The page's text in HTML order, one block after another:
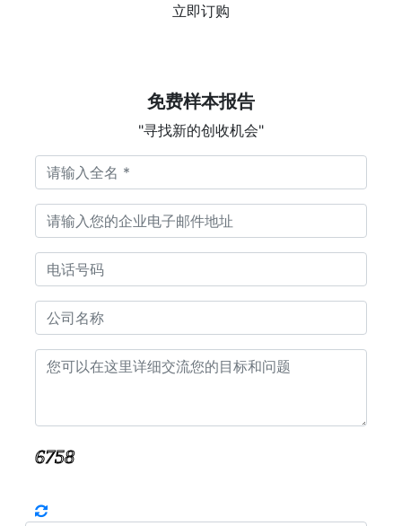
立即订购
免费样本报告
"寻找新的创收机会"